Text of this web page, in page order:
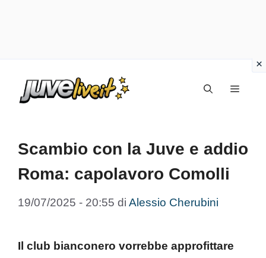
Menu
Scambio con la Juve e addio
Roma: capolavoro Comolli
19/07/2025 - 20:55 di Alessio Cherubini
Il club bianconero vorrebbe approfittare